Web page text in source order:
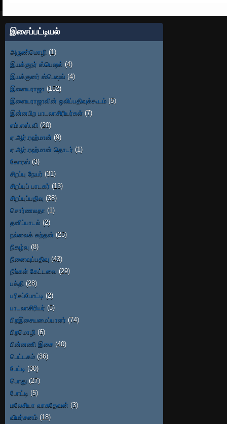
இசைப்பட்டியல்
அருண்மொழி (1)
இயக்குநர் ஸ்பெஷல் (4)
இயக்குனர் ஸ்பெஷல் (4)
இளையராஜா (152)
இளையராஜாவின் ஒலிப்பதிவுக்கூடம் (5)
இன்னபிற பாடலாசிரியர்கள் (7)
எம்.எஸ்.வி (20)
ஏ.ஆர்.ரஹ்மான் (9)
ஏ.ஆர்.ரஹ்மான் தொடர் (1)
கோரஸ் (3)
சிறப்பு நேயர் (31)
சிறப்புப் பாடகர் (13)
சிறப்புப்பதிவு (38)
சொர்ணலதா (1)
தனிப்பாடல் (2)
நல்லைக் கந்தன் (25)
நிகழ்வு (8)
நினைவுப்பதிவு (43)
நீங்கள் கேட்டவை (29)
பக்தி (28)
பரிசுப்போட்டி (2)
பாடலாசிரியர் (5)
பிறஇசையமைப்பாளர் (74)
பிறமொழி (6)
பின்னணி இசை (40)
பெட்டகம் (36)
பேட்டி (30)
பொது (27)
போட்டி (5)
மலேசியா வாசுதேவன் (3)
விமர்சனம் (18)